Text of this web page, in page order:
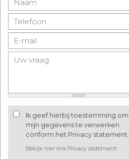
Ik geef hierbij toestemming om
mijn gegevens te verwerken
conform het Privacy statement.
Bekijk hier ons Privacy statement